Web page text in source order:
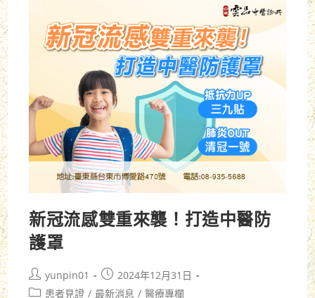
新冠流感雙重來襲！打造中醫防
護罩
yunpin01
2024年12月31日
患者見證 / 最新消息 / 醫療專欄